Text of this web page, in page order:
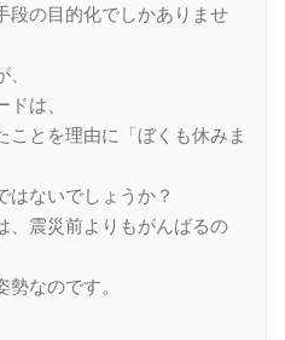
段の目的化でしかありませ
は、
ことを理由に「ぼくも休みま
はないでしょうか？
、震災前よりもがんばるの
なのです。